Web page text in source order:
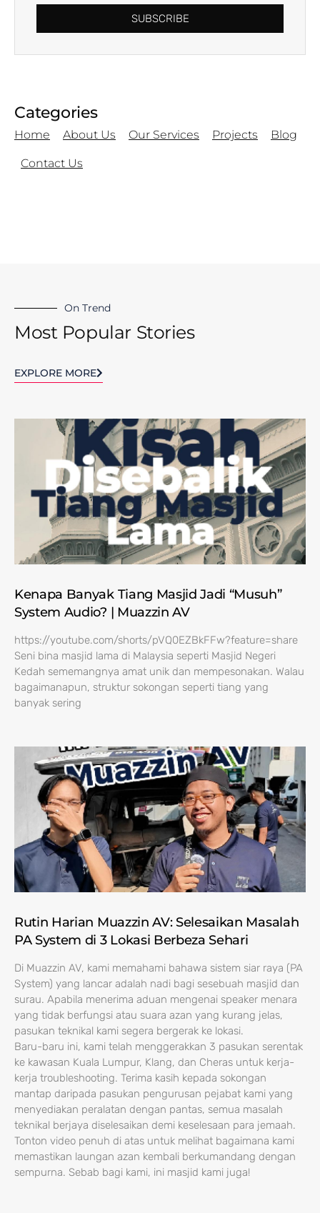
SUBSCRIBE
Categories
Home About Us Our Services Projects Blog
Contact Us
On Trend
Most Popular Stories
EXPLORE MORE
Kenapa Banyak Tiang Masjid Jadi “Musuh”
System Audio? | Muazzin AV
https://youtube.com/shorts/pVQ0EZBkFFw?feature=share
Seni bina masjid lama di Malaysia seperti Masjid Negeri
Kedah sememangnya amat unik dan mempesonakan. Walau
bagaimanapun, struktur sokongan seperti tiang yang
banyak sering
Rutin Harian Muazzin AV: Selesaikan Masalah
PA System di 3 Lokasi Berbeza Sehari
Di Muazzin AV, kami memahami bahawa sistem siar raya (PA
System) yang lancar adalah nadi bagi sesebuah masjid dan
surau. Apabila menerima aduan mengenai speaker menara
yang tidak berfungsi atau suara azan yang kurang jelas,
pasukan teknikal kami segera bergerak ke lokasi.
Baru-baru ini, kami telah menggerakkan 3 pasukan serentak
ke kawasan Kuala Lumpur, Klang, dan Cheras untuk kerja-
kerja troubleshooting. Terima kasih kepada sokongan
mantap daripada pasukan pengurusan pejabat kami yang
menyediakan peralatan dengan pantas, semua masalah
teknikal berjaya diselesaikan demi keselesaan para jemaah.
Tonton video penuh di atas untuk melihat bagaimana kami
memastikan laungan azan kembali berkumandang dengan
sempurna. Sebab bagi kami, ini masjid kami juga!